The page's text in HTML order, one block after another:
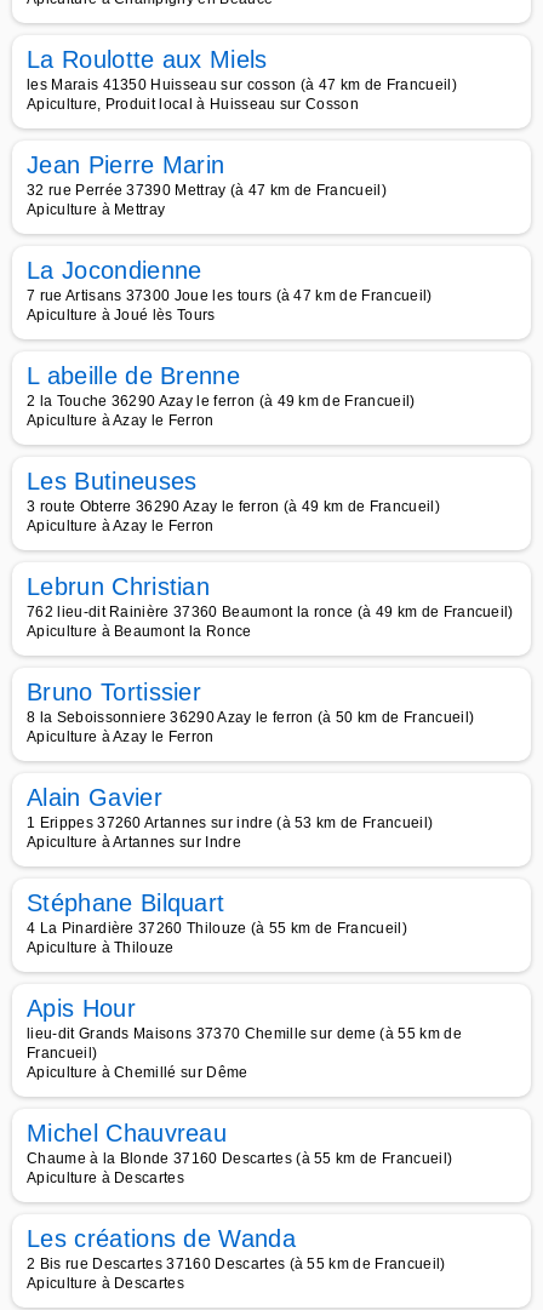
La Roulotte aux Miels
les Marais 41350 Huisseau sur cosson (à 47 km de Francueil)
Apiculture, Produit local à Huisseau sur Cosson
Jean Pierre Marin
32 rue Perrée 37390 Mettray (à 47 km de Francueil)
Apiculture à Mettray
La Jocondienne
7 rue Artisans 37300 Joue les tours (à 47 km de Francueil)
Apiculture à Joué lès Tours
L abeille de Brenne
2 la Touche 36290 Azay le ferron (à 49 km de Francueil)
Apiculture à Azay le Ferron
Les Butineuses
3 route Obterre 36290 Azay le ferron (à 49 km de Francueil)
Apiculture à Azay le Ferron
Lebrun Christian
762 lieu-dit Rainière 37360 Beaumont la ronce (à 49 km de Francueil)
Apiculture à Beaumont la Ronce
Bruno Tortissier
8 la Seboissonniere 36290 Azay le ferron (à 50 km de Francueil)
Apiculture à Azay le Ferron
Alain Gavier
1 Erippes 37260 Artannes sur indre (à 53 km de Francueil)
Apiculture à Artannes sur Indre
Stéphane Bilquart
4 La Pinardière 37260 Thilouze (à 55 km de Francueil)
Apiculture à Thilouze
Apis Hour
lieu-dit Grands Maisons 37370 Chemille sur deme (à 55 km de
Francueil)
Apiculture à Chemillé sur Dême
Michel Chauvreau
Chaume à la Blonde 37160 Descartes (à 55 km de Francueil)
Apiculture à Descartes
Les créations de Wanda
2 Bis rue Descartes 37160 Descartes (à 55 km de Francueil)
Apiculture à Descartes